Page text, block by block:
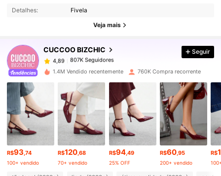
Detalhes: Fivela
Veja mais
CUCCOO BIZCHIC
807K Seguidores
4,89
807K Seguidores
a***5 pago 1 dia atrás
807K Seguidores
4,89 807K Seguidores
4,89 807K Seguidores
Seguir
1.4M Vendido recentemente 760K Compra recorrente
R$93,74
100+ vendido
R$120,68
70+ vendido
R$94,49
25% OFF
R$60,95
200+ vendido
R$